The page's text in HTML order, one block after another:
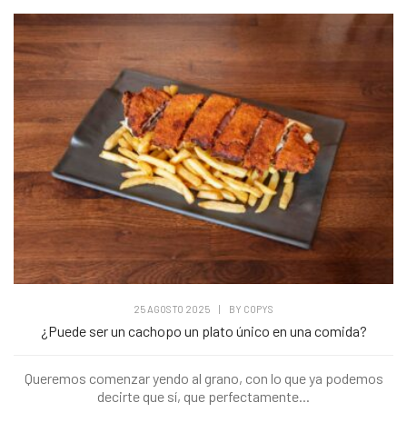
25 AGOSTO 2025 BY COPYS
¿Puede ser un cachopo un plato único en una comida?
Queremos comenzar yendo al grano, con lo que ya podemos
decirte que sí, que perfectamente...